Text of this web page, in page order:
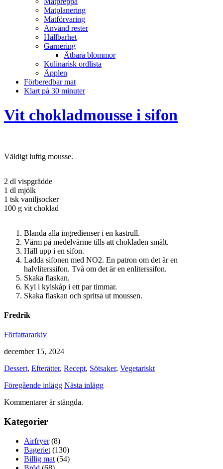
Matplanering
Matförvaring
Använd rester
Hållbarhet
Garnering
Ätbara blommor
Kulinarisk ordlista
Äpplen
Förberedbar mat
Klart på 30 minuter
Vit chokladmousse i sifon
Väldigt luftig mousse.
2 dl vispgrädde
1 dl mjölk
1 tsk vaniljsocker
100 g vit choklad
Blanda alla ingredienser i en kastrull.
Värm på medelvärme tills att chokladen smält.
Häll upp i en sifon.
Ladda sifonen med NO2. En patron om det är en
halvliterssifon. Två om det är en enliterssifon.
Skaka flaskan.
Kyl i kylskåp i ett par timmar.
Skaka flaskan och spritsa ut moussen.
Fredrik
Författararkiv
december 15, 2024
Dessert, Efterätter, Recept, Sötsaker, Vegetariskt
Föregående inlägg Nästa inlägg
Kommentarer är stängda.
Kategorier
Airfryer(8)
Bageriet (130)
Billig mat (54)